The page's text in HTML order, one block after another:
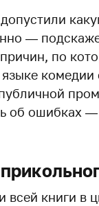
—
по
комедии
об ошибках —
всей книги в